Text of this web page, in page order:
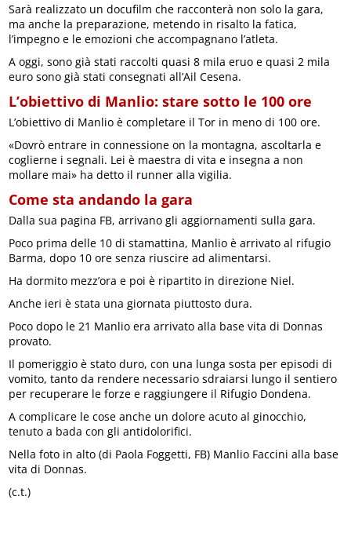
Sarà realizzato un docufilm che racconterà non solo la gara,
ma anche la preparazione, metendo in risalto la fatica,
l’impegno e le emozioni che accompagnano l’atleta.
A oggi, sono già stati raccolti quasi 8 mila eruo e quasi 2 mila
euro sono già stati consegnati all’Ail Cesena.
L’obiettivo di Manlio: stare sotto le 100 ore
L’obiettivo di Manlio è completare il Tor in meno di 100 ore.
«Dovrò entrare in connessione on la montagna, ascoltarla e
coglierne i segnali. Lei è maestra di vita e insegna a non
mollare mai» ha detto il runner alla vigilia.
Come sta andando la gara
Dalla sua pagina FB, arrivano gli aggiornamenti sulla gara.
Poco prima delle 10 di stamattina, Manlio è arrivato al rifugio
Barma, dopo 10 ore senza riuscire ad alimentarsi.
Ha dormito mezz’ora e poi è ripartito in direzione Niel.
Anche ieri è stata una giornata piuttosto dura.
Poco dopo le 21 Manlio era arrivato alla base vita di Donnas
provato.
Il pomeriggio è stato duro, con una lunga sosta per episodi di
vomito, tanto da rendere necessario sdraiarsi lungo il sentiero
per recuperare le forze e raggiungere il Rifugio Dondena.
A complicare le cose anche un dolore acuto al ginocchio,
tenuto a bada con gli antidolorifici.
Nella foto in alto (di Paola Foggetti, FB) Manlio Faccini alla base
vita di Donnas.
(c.t.)